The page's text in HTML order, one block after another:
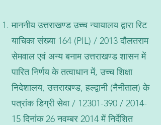
माननीय उत्तराखण्ड उच्च न्यायालय द्वारा रिट
याचिका संख्या 164 (PIL) / 2013 दौलतराम
सेमवाल एवं अन्य बनाम उत्तराखण्ड शासन में
पारित निर्णय के तत्वाधान में, उच्च शिक्षा
निदेशालय, उत्तराखण्ड, हल्द्वानी (नैनीताल) के
पत्रांक डिग्री सेवा / 12301-390 / 2014-
15 दिनांक 26 नवम्बर 2014 में निर्देशित